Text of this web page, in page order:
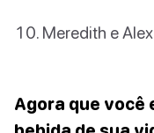
Meredith e
Agora que você